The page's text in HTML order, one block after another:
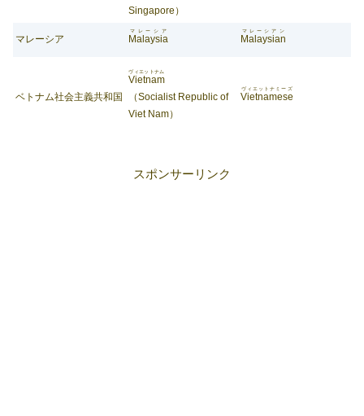
Singapore）
マレーシア Malaysia
マレーシア
Malaysian
マレーシアン
ベトナム社会主義共和国
Vietnam
ヴィエットナム
（Socialist Republic of
Viet Nam）
Vietnamese
ヴィエットナミーズ
スポンサーリンク